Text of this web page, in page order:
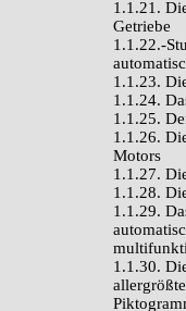
1.1.21.
Getriebe
1.1.22.-
1.1.23.
1.1.24.
1.1.25.
1.1.26.
Motors
1.1.27.
1.1.28.
1.1.29.
1.1.30.